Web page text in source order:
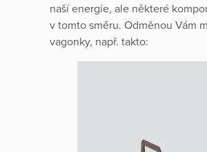
naší energie, ale některé
v tomto směru. Odměnou Vám
vagonky, např. takto: